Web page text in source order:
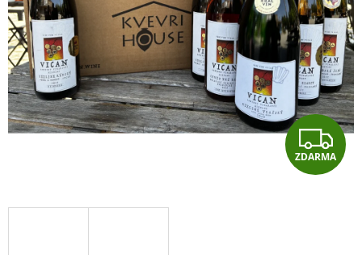
Z
D
ZDARMA